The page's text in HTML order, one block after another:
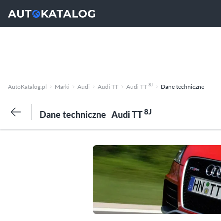
AutoKatalog.pl Marki Audi Audi TT Audi TT 8J Dane techniczne
Dane techniczne Audi TT8J